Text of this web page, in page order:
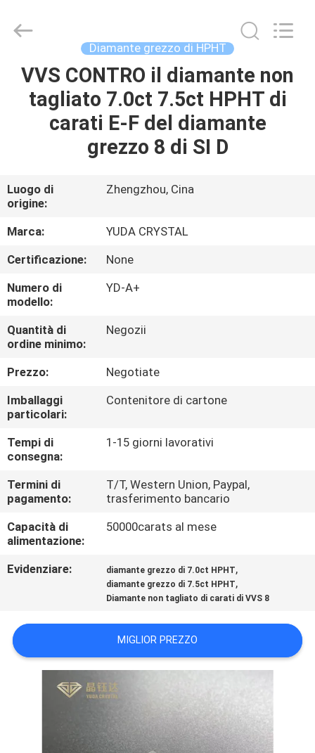
CASA
PRODOTTI
NOI
GIRO
DELLA
FABBRICA
CONTROLLO
DI
QUALITÀ
CONTATTICI
NOTIZIE
CASI
DEL
PRIVACY
POLICY
Crystal
Co.,Ltd.
Reserved.
Diamante grezzo di HPHT
VVS CONTRO il diamante non
tagliato 7.0ct 7.5ct HPHT di
carati E-F del diamante
grezzo 8 di SI D
Luogo di
origine:
Zhengzhou, Cina
Marca:
YUDA CRYSTAL
Certificazione:
None
Numero di
modello:
YD-A+
Quantità di
ordine minimo:
Negozii
Prezzo:
Negotiate
Imballaggi
particolari:
Contenitore di cartone
Tempi di
consegna:
1-15 giorni lavorativi
Termini di
pagamento:
T/T, Western Union, Paypal,
trasferimento bancario
Capacità di
alimentazione:
50000carats al mese
Evidenziare: diamante grezzo di 7.0ct HPHT,
diamante grezzo di 7.5ct HPHT,
Diamante non tagliato di carati di VVS 8
MIGLIOR PREZZO